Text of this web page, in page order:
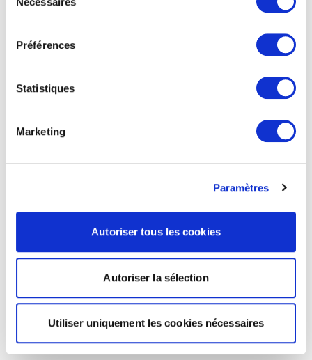
Préférences
Statistiques
Marketing
Paramètres
Autoriser tous les cookies
Autoriser la sélection
Utiliser uniquement les cookies nécessaires